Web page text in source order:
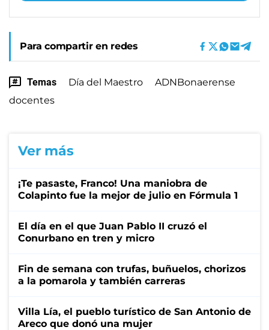
Para compartir en redes
Temas Día del Maestro
ADNBonaerense
docentes
Ver más
¡Te pasaste, Franco! Una maniobra de
Colapinto fue la mejor de julio en Fórmula 1
El día en el que Juan Pablo II cruzó el
Conurbano en tren y micro
Fin de semana con trufas, buñuelos, chorizos
a la pomarola y también carreras
Villa Lía, el pueblo turístico de San Antonio de
Areco que donó una mujer